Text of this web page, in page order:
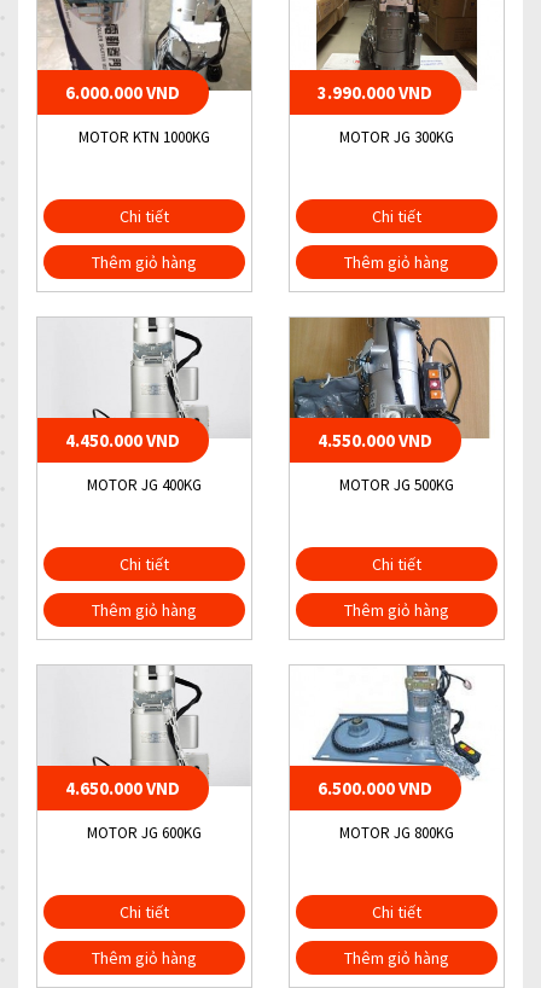
6.000.000 VND
MOTOR KTN 1000KG
Chi tiết
Thêm giỏ hàng
3.990.000 VND
MOTOR JG 300KG
Chi tiết
Thêm giỏ hàng
4.450.000 VND
MOTOR JG 400KG
Chi tiết
Thêm giỏ hàng
4.550.000 VND
MOTOR JG 500KG
Chi tiết
Thêm giỏ hàng
4.650.000 VND
MOTOR JG 600KG
Chi tiết
Thêm giỏ hàng
6.500.000 VND
MOTOR JG 800KG
Chi tiết
Thêm giỏ hàng